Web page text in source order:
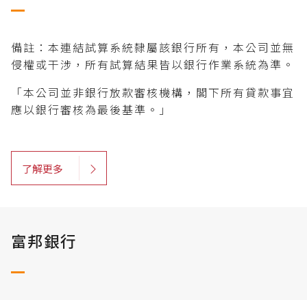
備註：本連結試算系統隸屬該銀行所有，本公司並無
侵權或干涉，所有試算結果皆以銀行作業系統為準。
「本公司並非銀行放款審核機構，閣下所有貸款事宜
應以銀行審核為最後基準。」
了解更多
富邦銀行